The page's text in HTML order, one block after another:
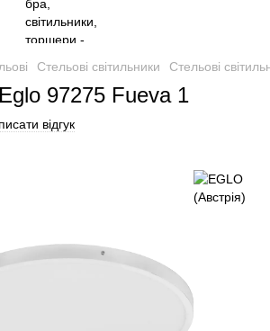
Стельові світильники Стельові
97275 Fueva 1
відгук